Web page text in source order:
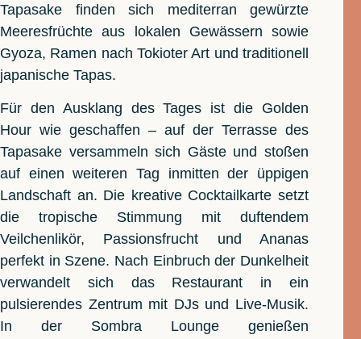
Tapasake finden sich mediterran gewürzte
Meeresfrüchte aus lokalen Gewässern sowie
Gyoza, Ramen nach Tokioter Art und traditionell
japanische Tapas.
Für den Ausklang des Tages ist die Golden
Hour wie geschaffen – auf der Terrasse des
Tapasake versammeln sich Gäste und stoßen
auf einen weiteren Tag inmitten der üppigen
Landschaft an. Die kreative Cocktailkarte setzt
die tropische Stimmung mit duftendem
Veilchenlikör, Passionsfrucht und Ananas
perfekt in Szene. Nach Einbruch der Dunkelheit
verwandelt sich das Restaurant in ein
pulsierendes Zentrum mit DJs und Live-Musik.
In der Sombra Lounge genießen